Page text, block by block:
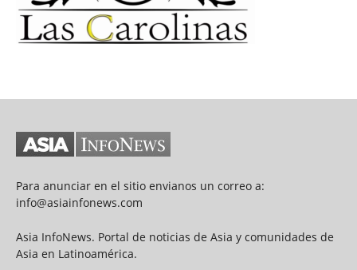
Para anunciar en el sitio envianos un correo a:
info@asiainfonews.com
Asia InfoNews. Portal de noticias de Asia y comunidades de
Asia en Latinoamérica.